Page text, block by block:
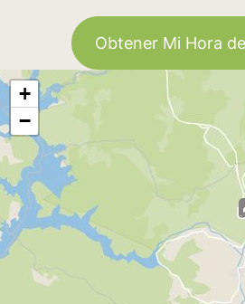
Obtener Mi Hora
+
−